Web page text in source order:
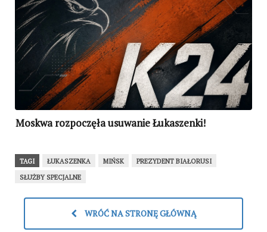
Moskwa rozpoczęła usuwanie Łukaszenki!
TAGI ŁUKASZENKA MIŃSK
PREZYDENT BIAŁORUSI
SŁUŻBY SPECJALNE
WRÓĆ NA STRONĘ GŁÓWNĄ